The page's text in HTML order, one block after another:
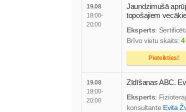
19.08
18:00-
20:00
Jaundzimušā
topošajiem
Eksperts:
Brīvo vietu skaits: 4
Pieteikties!
19.08
18:00-
20:00
Zīdīšanas ABC.
Eksperts:
konsultante Evita